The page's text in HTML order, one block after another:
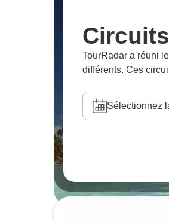
TourRadar a réuni
différents. Ces
Sélectionnez